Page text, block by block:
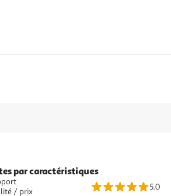
par caractéristiques
/ prix
5.0